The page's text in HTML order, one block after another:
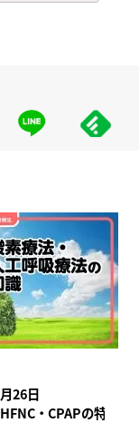
＆支え方【精神症状
26日
・CPAPの特徴